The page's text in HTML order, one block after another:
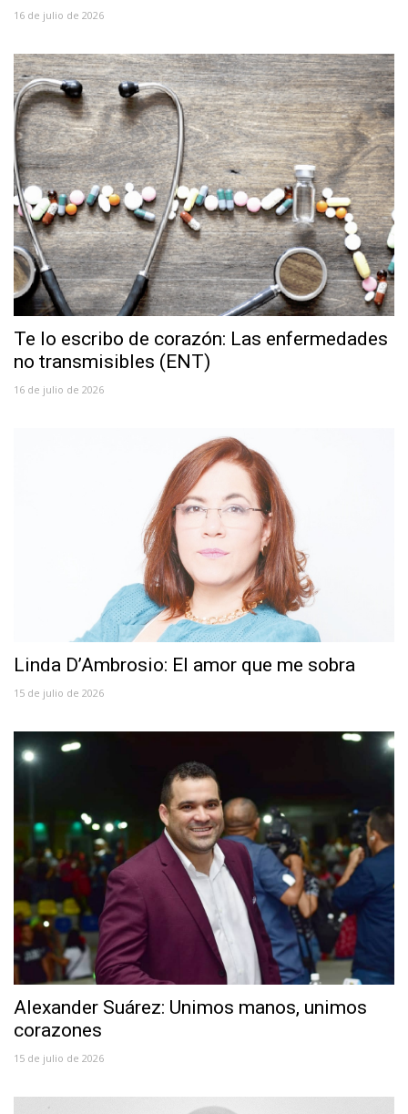
16 de julio de 2026
Te lo escribo de corazón: Las enfermedades
no transmisibles (ENT)
16 de julio de 2026
Linda D’Ambrosio: El amor que me sobra
15 de julio de 2026
Alexander Suárez: Unimos manos, unimos
corazones
15 de julio de 2026